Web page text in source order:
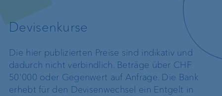
Devisenkurse
Die hier publizierten Preise sind indikativ und
dadurch nicht verbindlich. Beträge über CHF
50'000 oder Gegenwert auf Anfrage. Die Bank
erhebt für den Devisenwechsel ein Entgelt in